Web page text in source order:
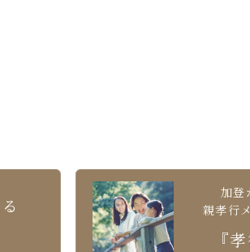
加登
親孝行
『